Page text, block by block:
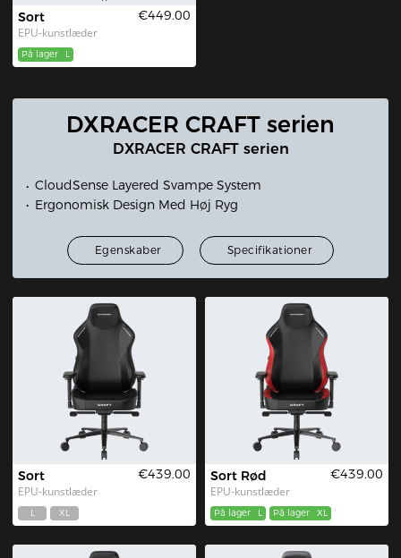
Sort
EPU-kunstlæder
€449.00
På lager L
DXRACER CRAFT serien
DXRACER CRAFT serien
CloudSense Layered Svampe System
Ergonomisk Design Med Høj Ryg
Egenskaber Specifikationer
Sort
EPU-kunstlæder
€439.00
L XL
Sort Rød
EPU-kunstlæder
€439.00
På lager L På lager XL